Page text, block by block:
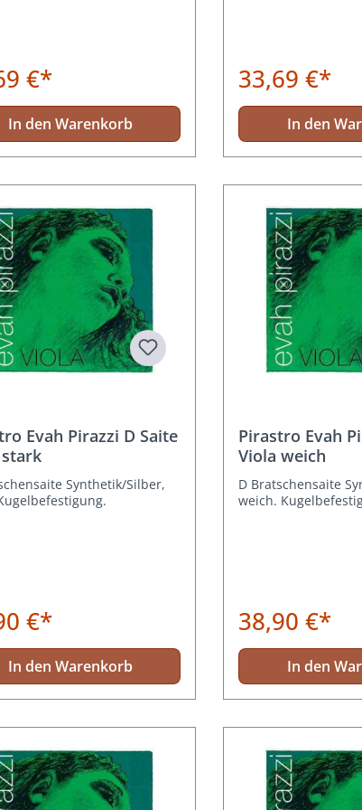
€*
In den Warenkorb
33,69 €*
In den
Evah Pirazzi D Saite
Synthetik/Silber,
€*
In den Warenkorb
Pirastro Evah
Viola weich
D Bratschensaite
weich.
38,90 €*
In den